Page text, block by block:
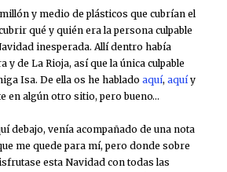
y medio de plásticos que cubrían el
qué y quién era la persona culpable
inesperada. Allí dentro había
y de La Rioja, así que la única culpable
Isa. De ella os he hablado aquí, aquíy
en algún otro sitio, pero bueno…
debajo, venía acompañado de una nota
me quede para mí, pero donde sobre
esta Navidad con todas las